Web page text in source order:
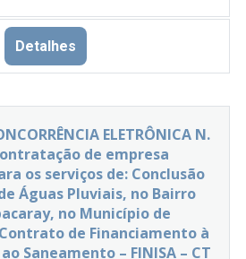
Detalhes
ELETRÔNICA N.
de empresa
os serviços de: Conclusão
Águas Pluviais, no Bairro
no Município de
de Financiamento à
Saneamento – FINISA – CT